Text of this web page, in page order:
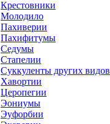
Крестовники
Молодило
Пахиверии
Пахифитумы
Седумы
Стапелии
Суккуленты других видов
Хавортии
Церопегии
Эониумы
Эуфорбии